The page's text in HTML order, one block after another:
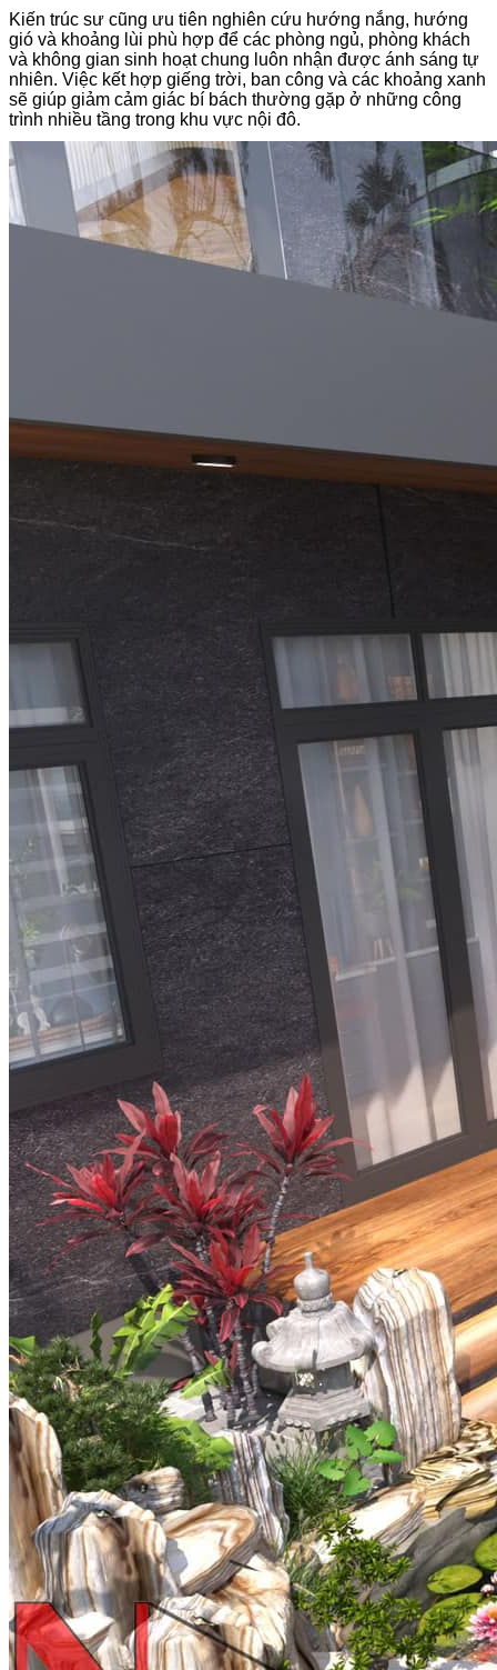
Kiến trúc sư cũng ưu tiên nghiên cứu hướng nắng, hướng
gió và khoảng lùi phù hợp để các phòng ngủ, phòng khách
và không gian sinh hoạt chung luôn nhận được ánh sáng tự
nhiên. Việc kết hợp giếng trời, ban công và các khoảng xanh
sẽ giúp giảm cảm giác bí bách thường gặp ở những công
trình nhiều tầng trong khu vực nội đô.